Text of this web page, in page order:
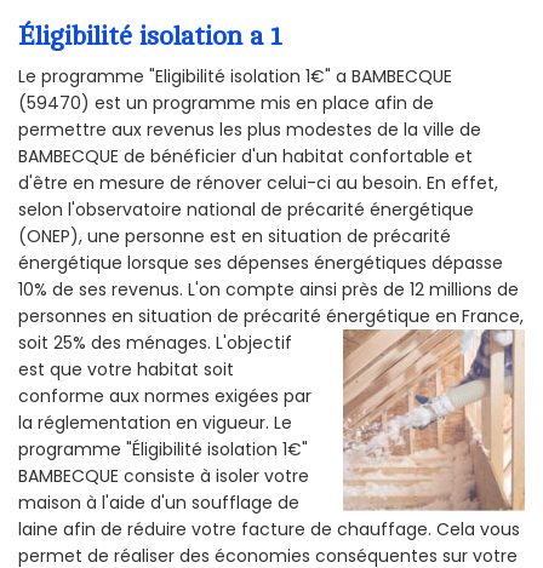
Éligibilité isolation a 1
Le programme "Eligibilité isolation 1€" a BAMBECQUE
(59470) est un programme mis en place afin de
permettre aux revenus les plus modestes de la ville de
BAMBECQUE de bénéficier d'un habitat confortable et
d'être en mesure de rénover celui-ci au besoin. En effet,
selon l'observatoire national de précarité énergétique
(ONEP), une personne est en situation de précarité
énergétique lorsque ses dépenses énergétiques dépasse
10% de ses revenus. L'on compte ainsi près de 12 millions de
personnes en situation de précarité énergétique en France,
soit 25% des ménages. L'objectif
est que votre habitat soit
conforme aux normes exigées par
la réglementation en vigueur. Le
programme "Éligibilité isolation 1€"
BAMBECQUE consiste à isoler votre
maison à l'aide d'un soufflage de
laine afin de réduire votre facture de chauffage. Cela vous
permet de réaliser des économies conséquentes sur votre